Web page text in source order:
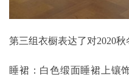
第三组衣橱表达了对2020秋
睡裙：白色缎面睡裙上镶